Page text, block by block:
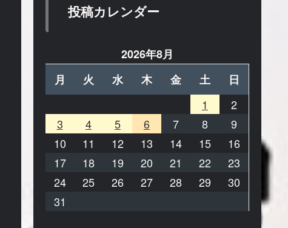
投稿カレンダー
2026年8月
月
火 水 木 金 土
日
1
2
3
4 5 6 7 8
9
10
11 12 13 14 15
16
17
18 19 20 21 22
23
24
25 26 27 28 29
30
31